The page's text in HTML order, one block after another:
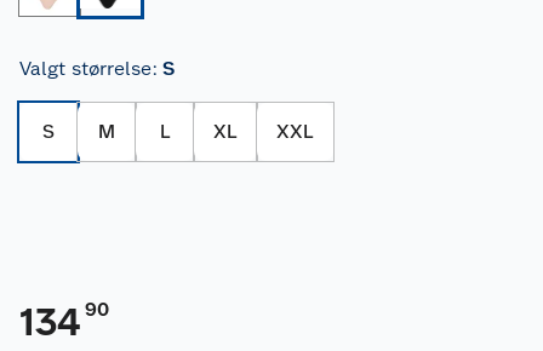
Valgt størrelse: S
S M L XL XXL
134 90